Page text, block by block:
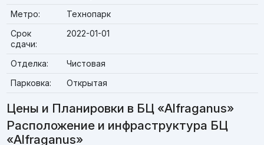
Метро:
Технопарк
Срок
сдачи:
2022-01-01
Отделка:
Чистовая
Парковка:
Открытая
Цены и Планировки в БЦ «Alfraganus»
Расположение и инфраструктура БЦ
«Alfraganus»